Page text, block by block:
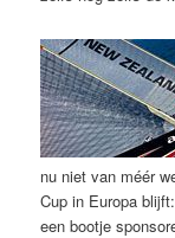
nu niet van méér
Cup in Europa
een bootje